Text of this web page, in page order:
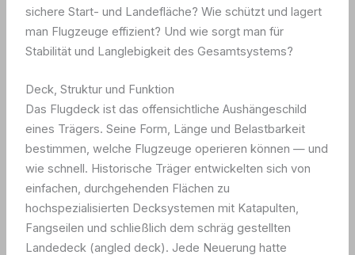
sichere Start- und Landefläche? Wie schützt und lagert
man Flugzeuge effizient? Und wie sorgt man für
Stabilität und Langlebigkeit des Gesamtsystems?
Deck, Struktur und Funktion
Das Flugdeck ist das offensichtliche Aushängeschild
eines Trägers. Seine Form, Länge und Belastbarkeit
bestimmen, welche Flugzeuge operieren können — und
wie schnell. Historische Träger entwickelten sich von
einfachen, durchgehenden Flächen zu
hochspezialisierten Decksystemen mit Katapulten,
Fangseilen und schließlich dem schräg gestellten
Landedeck (angled deck). Jede Neuerung hatte